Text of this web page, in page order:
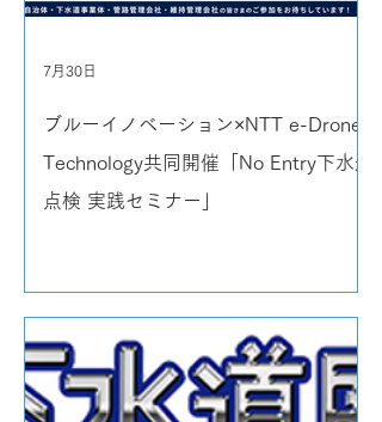
ブルーイノベーション×NTT e-Drone
Technology共同開催「No Entry下水道
点検 実践セミナー」
7月30日